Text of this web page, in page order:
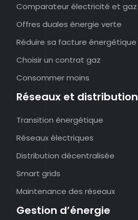
Comparateur électricité et gaz
Offres duales énergie verte
Réduire sa facture énergétique
Choisir un contrat gaz
Consommer moins
Réseaux et distribution
Transition énergétique
Réseaux électriques
Distribution décentralisée
Smart grids
Maintenance des réseaux
Gestion d’énergie